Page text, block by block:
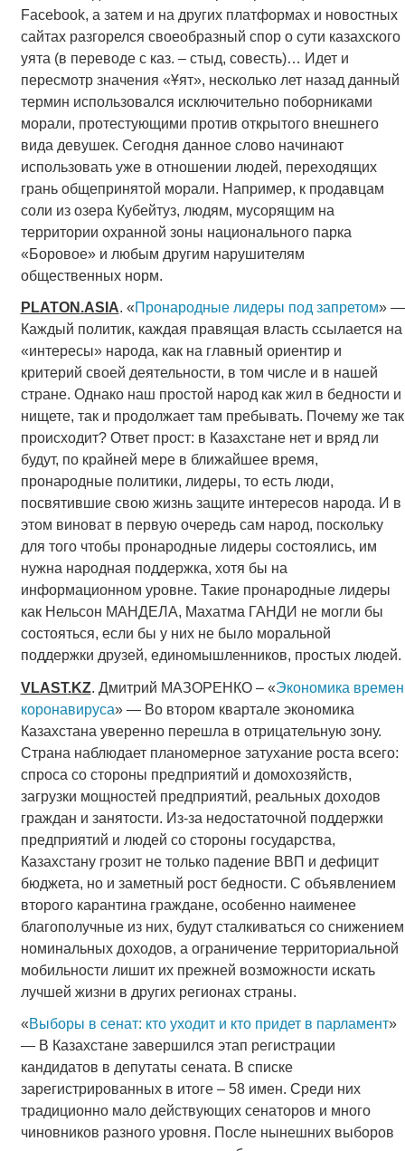
Facebook, а затем и на других платформах и новостных
сайтах разгорелся своеобразный спор о сути казахского
уята (в переводе с каз. – стыд, совесть)… Идет и
пересмотр значения «Ұят», несколько лет назад данный
термин использовался исключительно поборниками
морали, протестующими против открытого внешнего
вида девушек. Сегодня данное слово начинают
использовать уже в отношении людей, переходящих
грань общепринятой морали. Например, к продавцам
соли из озера Кубейтуз, людям, мусорящим на
территории охранной зоны национального парка
«Боровое» и любым другим нарушителям
общественных норм.
PLATON .ASIA. «Пронародные лидеры под запретом» —
Каждый политик, каждая правящая власть ссылается на
«интересы» народа, как на главный ориентир и
критерий своей деятельности, в том числе и в нашей
стране. Однако наш простой народ как жил в бедности и
нищете, так и продолжает там пребывать. Почему же так
происходит? Ответ прост: в Казахстане нет и вряд ли
будут, по крайней мере в ближайшее время,
пронародные политики, лидеры, то есть люди,
посвятившие свою жизнь защите интересов народа. И в
этом виноват в первую очередь сам народ, поскольку
для того чтобы пронародные лидеры состоялись, им
нужна народная поддержка, хотя бы на
информационном уровне. Такие пронародные лидеры
как Нельсон МАНДЕЛА, Махатма ГАНДИ не могли бы
состояться, если бы у них не было моральной
поддержки друзей, единомышленников, простых людей.
VLAST.KZ. Дмитрий МАЗОРЕНКО – «Экономика времен
коронавируса» — Во втором квартале экономика
Казахстана уверенно перешла в отрицательную зону.
Страна наблюдает планомерное затухание роста всего:
спроса со стороны предприятий и домохозяйств,
загрузки мощностей предприятий, реальных доходов
граждан и занятости. Из-за недостаточной поддержки
предприятий и людей со стороны государства,
Казахстану грозит не только падение ВВП и дефицит
бюджета, но и заметный рост бедности. С объявлением
второго карантина граждане, особенно наименее
благополучные из них, будут сталкиваться со снижением
номинальных доходов, а ограничение территориальной
мобильности лишит их прежней возможности искать
лучшей жизни в других регионах страны.
«Выборы в сенат: кто уходит и кто придет в парламент»
— В Казахстане завершился этап регистрации
кандидатов в депутаты сената. В списке
зарегистрированных в итоге – 58 имен. Среди них
традиционно мало действующих сенаторов и много
чиновников разного уровня. После нынешних выборов